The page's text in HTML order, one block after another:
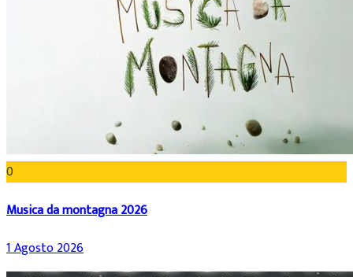
0
Musica da montagna 2026
1 Agosto 2026